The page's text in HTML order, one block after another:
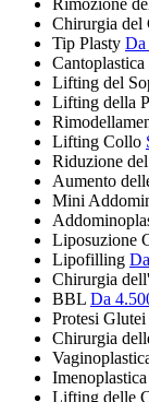
Chirurgia del
Tip Plasty Da
Cantoplastica
Lifting del
Lifting della
Lifting Collo
Riduzione
Aumento
Mini
Liposuzione
Lipofilling
Chirurgia
BBL Da
Protesi Glutei
Chirurgia
Imenoplastica
Lifting delle